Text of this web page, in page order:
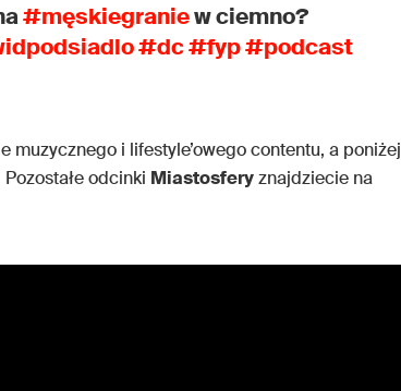
#męskiegraniew ciemno?
#dc#fyp#podcast
muzycznego i lifestyle’owego contentu, a poniżej
Pozostałe odcinki Miastosferyznajdziecie na